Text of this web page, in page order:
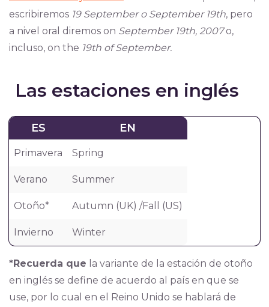
escribiremos 19 September o September 19th, pero
a nivel oral diremos on September 19th, 2007o,
incluso, on the 19th of September.
Las estaciones en inglés
ES EN
Primavera Spring
Verano Summer
Otoño* Autumn (UK) /Fall (US)
Invierno Winter
*Recuerda que la variante de la estación de otoño
en inglés se define de acuerdo al país en que se
use, por lo cual en el Reino Unido se hablará de